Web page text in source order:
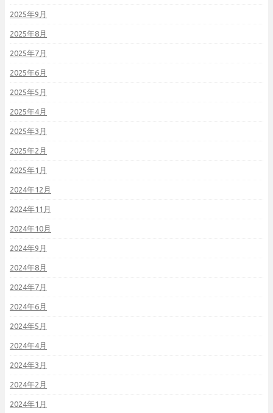
2025年9月
2025年8月
2025年7月
2025年6月
2025年5月
2025年4月
2025年3月
2025年2月
2025年1月
2024年12月
2024年11月
2024年10月
2024年9月
2024年8月
2024年7月
2024年6月
2024年5月
2024年4月
2024年3月
2024年2月
2024年1月